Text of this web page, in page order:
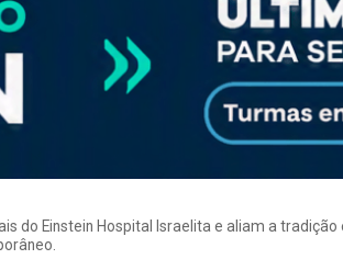
do Einstein Hospital Israelita e aliam a